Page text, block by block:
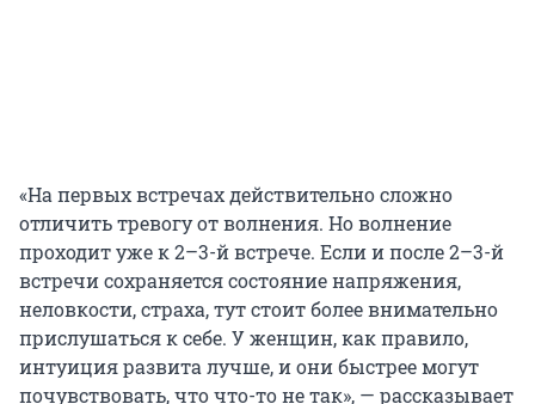
«На первых встречах действительно сложно
отличить тревогу от волнения. Но волнение
проходит уже к 2–3-й встрече. Если и после 2–3-й
встречи сохраняется состояние напряжения,
неловкости, страха, тут стоит более внимательно
прислушаться к себе. У женщин, как правило,
интуиция развита лучше, и они быстрее могут
почувствовать, что что-то не так», — рассказывает